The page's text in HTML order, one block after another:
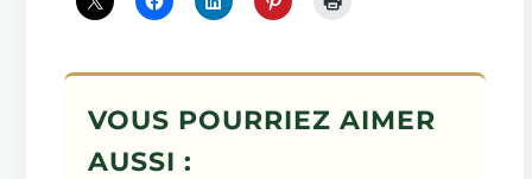
VOUS POURRIEZ AIMER
AUSSI :